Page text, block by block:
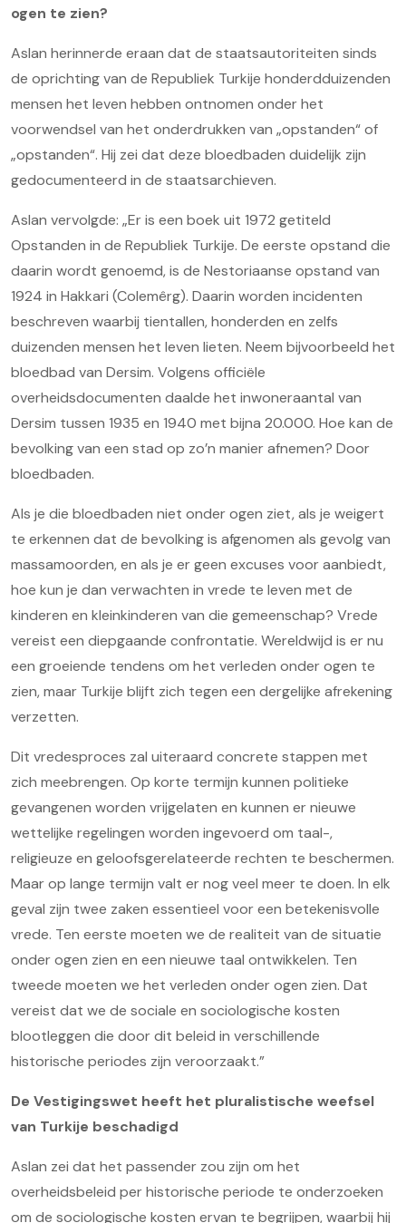
ogen te zien?
Aslan herinnerde eraan dat de staatsautoriteiten sinds
de oprichting van de Republiek Turkije honderdduizenden
mensen het leven hebben ontnomen onder het
voorwendsel van het onderdrukken van „opstanden“ of
„opstanden“. Hij zei dat deze bloedbaden duidelijk zijn
gedocumenteerd in de staatsarchieven.
Aslan vervolgde: „Er is een boek uit 1972 getiteld
Opstanden in de Republiek Turkije. De eerste opstand die
daarin wordt genoemd, is de Nestoriaanse opstand van
1924 in Hakkari (Colemêrg). Daarin worden incidenten
beschreven waarbij tientallen, honderden en zelfs
duizenden mensen het leven lieten. Neem bijvoorbeeld het
bloedbad van Dersim. Volgens officiële
overheidsdocumenten daalde het inwoneraantal van
Dersim tussen 1935 en 1940 met bijna 20.000. Hoe kan de
bevolking van een stad op zo’n manier afnemen? Door
bloedbaden.
Als je die bloedbaden niet onder ogen ziet, als je weigert
te erkennen dat de bevolking is afgenomen als gevolg van
massamoorden, en als je er geen excuses voor aanbiedt,
hoe kun je dan verwachten in vrede te leven met de
kinderen en kleinkinderen van die gemeenschap? Vrede
vereist een diepgaande confrontatie. Wereldwijd is er nu
een groeiende tendens om het verleden onder ogen te
zien, maar Turkije blijft zich tegen een dergelijke afrekening
verzetten.
Dit vredesproces zal uiteraard concrete stappen met
zich meebrengen. Op korte termijn kunnen politieke
gevangenen worden vrijgelaten en kunnen er nieuwe
wettelijke regelingen worden ingevoerd om taal-,
religieuze en geloofsgerelateerde rechten te beschermen.
Maar op lange termijn valt er nog veel meer te doen. In elk
geval zijn twee zaken essentieel voor een betekenisvolle
vrede. Ten eerste moeten we de realiteit van de situatie
onder ogen zien en een nieuwe taal ontwikkelen. Ten
tweede moeten we het verleden onder ogen zien. Dat
vereist dat we de sociale en sociologische kosten
blootleggen die door dit beleid in verschillende
historische periodes zijn veroorzaakt.”
De Vestigingswet heeft het pluralistische weefsel
van Turkije beschadigd
Aslan zei dat het passender zou zijn om het
overheidsbeleid per historische periode te onderzoeken
om de sociologische kosten ervan te begrijpen, waarbij hij